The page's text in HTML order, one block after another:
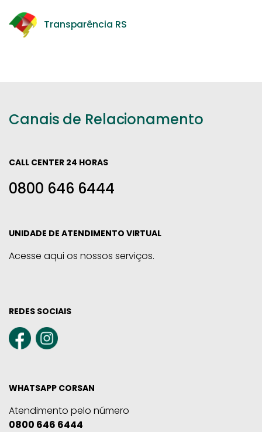
Transparência RS
Canais de Relacionamento
CALL CENTER 24 HORAS
0800 646 6444
UNIDADE DE ATENDIMENTO VIRTUAL
Acesse aqui os nossos serviços.
REDES SOCIAIS
WHATSAPP CORSAN
Atendimento pelo número
0800 646 6444